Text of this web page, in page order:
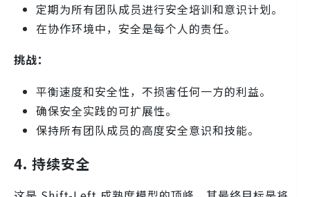
定期为所有团队成员进行安全培训和意识计划。
在协作环境中，安全是每个人的责任。
挑战：
平衡速度和安全性，不损害任何一方的利益。
确保安全实践的可扩展性。
保持所有团队成员的高度安全意识和技能。
4. 持续安全